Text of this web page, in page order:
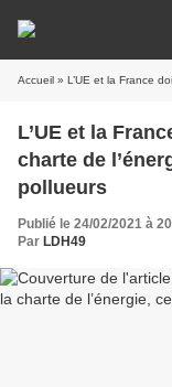
Accueil » L’UE et la France doivent
L’UE et la
charte de
pollueurs
Publié le 24/02/2021 à
Par LDH49